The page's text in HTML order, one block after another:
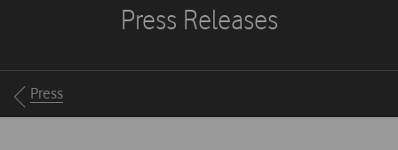
Press Releases
Breadcrumbs
Press